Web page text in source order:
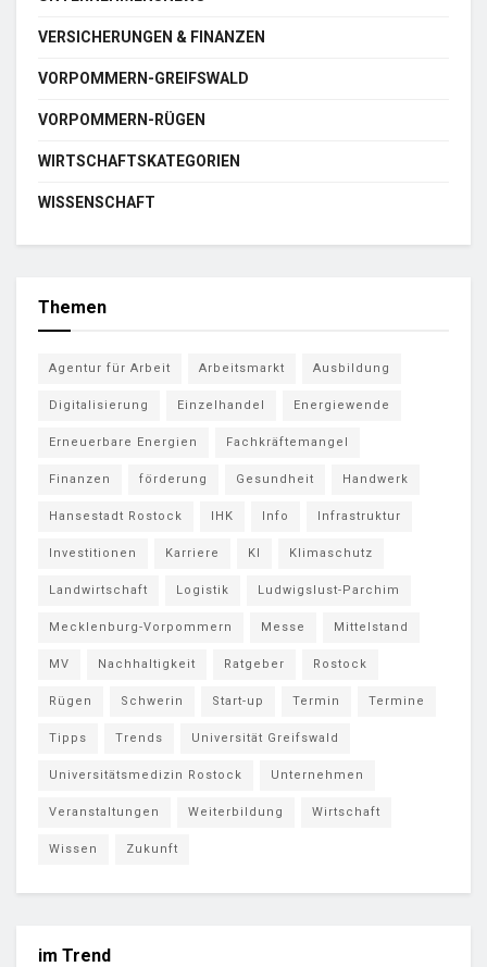
VERSICHERUNGEN & FINANZEN
VORPOMMERN-GREIFSWALD
VORPOMMERN-RÜGEN
WIRTSCHAFTSKATEGORIEN
WISSENSCHAFT
Themen
Agentur für Arbeit Arbeitsmarkt Ausbildung
Digitalisierung Einzelhandel Energiewende
Erneuerbare Energien Fachkräftemangel
Finanzen förderung Gesundheit Handwerk
Hansestadt Rostock IHK Info Infrastruktur
Investitionen Karriere KI Klimaschutz
Landwirtschaft Logistik Ludwigslust-Parchim
Mecklenburg-Vorpommern Messe Mittelstand
MV Nachhaltigkeit Ratgeber Rostock
Rügen Schwerin Start-up Termin Termine
Tipps Trends Universität Greifswald
Universitätsmedizin Rostock Unternehmen
Veranstaltungen Weiterbildung Wirtschaft
Wissen Zukunft
im Trend